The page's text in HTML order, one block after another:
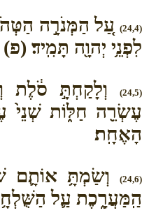
(24,4)
עַ֚ל הַמְּנֹרָ֣ה
לִפְנֵ֥י יְהוָ֖ה תָּמִֽיד׃ (פ)
(24,5)
וְלָקַחְתָּ֣ סֹ֔לֶת
עֶשְׂרֵ֖ה חַלּ֑וֹת שְׁנֵי֙
הָאֶחָֽת׃
(24,6)
וְשַׂמְתָּ֥ אוֹתָ֛ם
הַֽמַּעֲרָ֑כֶת עַ֛ל הַשֻּׁלְחָ֥ן